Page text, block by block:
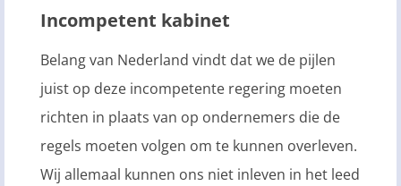
Incompetent kabinet
Belang van Nederland vindt dat we de pijlen
juist op deze incompetente regering moeten
richten in plaats van op ondernemers die de
regels moeten volgen om te kunnen overleven.
Wij allemaal kunnen ons niet inleven in het leed